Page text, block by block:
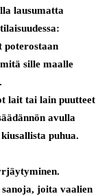
lausumatta
poterostaan
sille maalle
lait tai lain puutteet
avulla
puhua.
joita vaalien